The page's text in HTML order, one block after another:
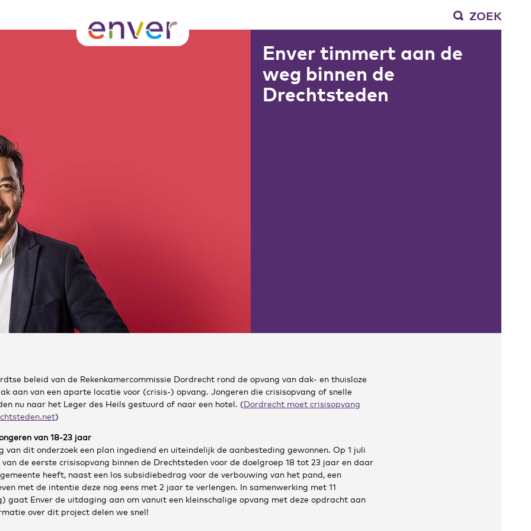
ZOEK
Enver timmert aan de
weg binnen de
Drechtsteden
beleid van de Rekenkamercommissie Dordrecht rond de opvang van dak- en thuisloze
aan van een aparte locatie voor (crisis-) opvang. Jongeren die crisisopvang of snelle
nu naar het Leger des Heils gestuurd of naar een hotel. (Dordrecht moet crisisopvang
)
van 18-23 jaar
dit onderzoek een plan ingediend en uiteindelijk de aanbesteding gewonnen. Op 1 juli
de eerste crisisopvang binnen de Drechtsteden voor de doelgroep 18 tot 23 jaar en daar
heeft, naast een los subsidiebedrag voor de verbouwing van het pand, een
met de intentie deze nog eens met 2 jaar te verlengen. In samenwerking met 11
gaat Enver de uitdaging aan om vanuit een kleinschalige opvang met deze opdracht aan
over dit project delen we snel!